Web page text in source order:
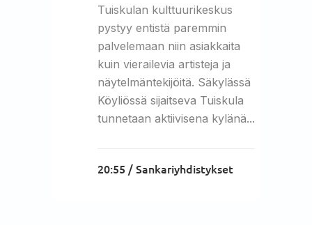
Tuiskulan kulttuurikeskus
pystyy entistä paremmin
palvelemaan niin asiakkaita
kuin vierailevia artisteja ja
näytelmäntekijöitä. Säkylässä
Köyliössä sijaitseva Tuiskula
tunnetaan aktiivisena kylänä...
20:55 /Sankariyhdistykset